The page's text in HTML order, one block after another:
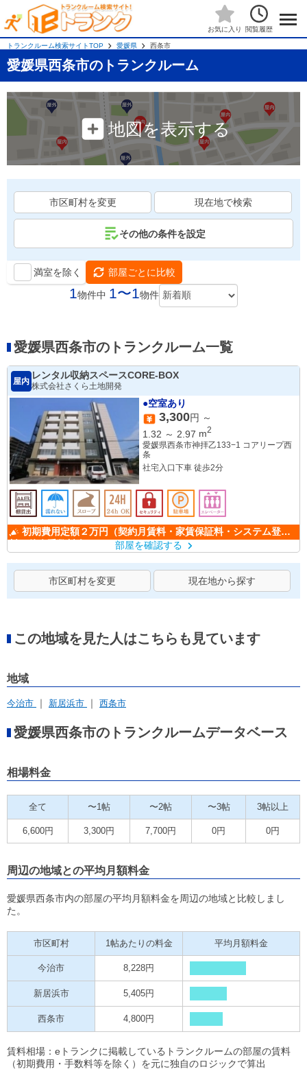
お気に入り 閲覧履歴
トランクルーム検索サイトTOP 愛媛県 西条市
愛媛県西条市のトランクルーム
地図を表示する
市区町村を変更 現在地で検索
その他の条件を設定
満室を除く 部屋ごとに比較
1物件中 1〜1物件
愛媛県西条市のトランクルーム一覧
屋内
レンタル収納スペースCORE-BOX
株式会社さくら土地開発
●空室あり
3,300円 ～
1.32 ～ 2.97 m2
愛媛県西条市神拝乙133−1 コアリープ西
条
社宅入口下車 徒歩2分
部屋を確認する
市区町村を変更 現在地から探す
この地域を見た人はこちらも見ています
地域
今治市 新居浜市 西条市
愛媛県西条市のトランクルームデータベース
相場料金
全て 〜1帖 〜2帖 〜3帖 3帖以上
6,600円 3,300円 7,700円 0円 0円
周辺の地域との平均月額料金
愛媛県西条市内の部屋の平均月額料金を周辺の地域と比較しまし
た。
市区町村 1帖あたりの料金 平均月額料金
今治市 8,228円
新居浜市 5,405円
西条市 4,800円
賃料相場：eトランクに掲載しているトランクルームの部屋の賃料
（初期費用・手数料等を除く）を元に独自のロジックで算出